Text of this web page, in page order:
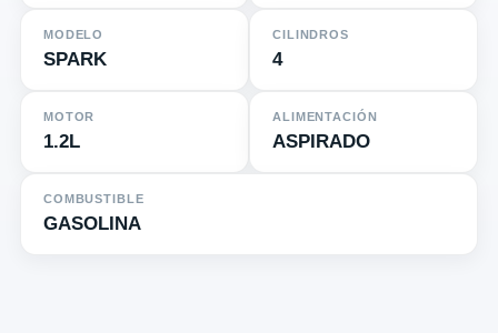
MODELO
SPARK
CILINDROS
4
MOTOR
1.2L
ALIMENTACIÓN
ASPIRADO
COMBUSTIBLE
GASOLINA